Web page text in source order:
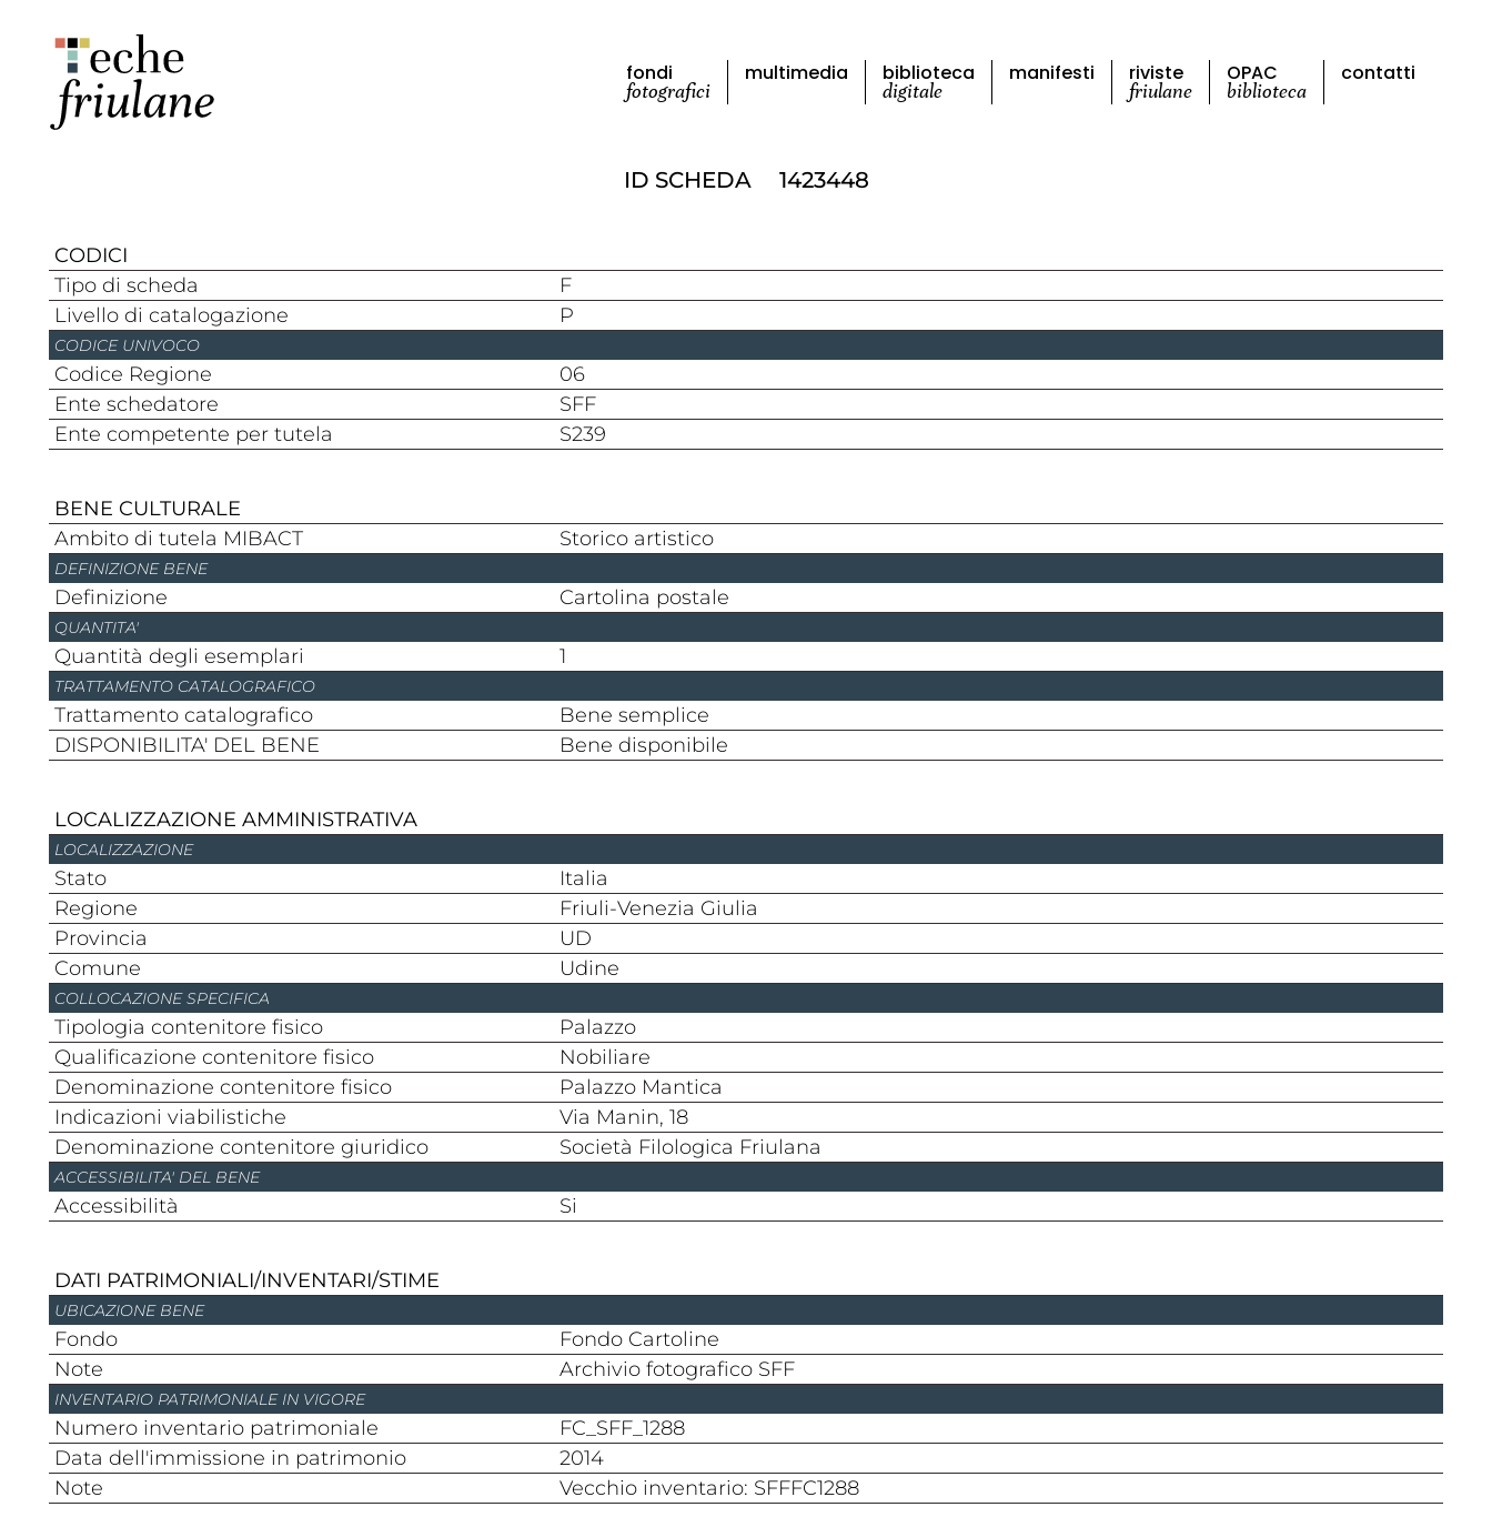
fondi
fotografici
multimedia biblioteca
digitale
manifesti riviste
friulane
OPAC
biblioteca
contatti
CODICI
ID SCHEDA 1423448
Tipo di scheda
F
Livello di catalogazione
P
CODICE UNIVOCO
Codice Regione
06
Ente schedatore
SFF
Ente competente per tutela
S239
BENE CULTURALE
Ambito di tutela MIBACT
storico artistico
DEFINIZIONE BENE
Definizione cartolina postale
QUANTITA'
Quantità degli esemplari 1
TRATTAMENTO CATALOGRAFICO
Trattamento catalografico
bene semplice
DISPONIBILITA' DEL BENE
bene disponibile
LOCALIZZAZIONE AMMINISTRATIVA
LOCALIZZAZIONE
stato
Italia
regione
Friuli-Venezia Giulia
provincia
UD
comune
Udine
COLLOCAZIONE SPECIFICA
Tipologia contenitore fisico
Palazzo
Qualificazione contenitore fisico
nobiliare
Denominazione contenitore fisico
Palazzo Mantica
Indicazioni viabilistiche
Via Manin, 18
Denominazione contenitore giuridico
Società Filologica Friulana
ACCESSIBILITA' DEL BENE
Accessibilità si
DATI PATRIMONIALI/INVENTARI/STIME
UBICAZIONE BENE
Fondo
Fondo Cartoline
Note
Archivio fotografico SFF
INVENTARIO PATRIMONIALE IN VIGORE
Numero inventario patrimoniale
FC_SFF_1288
Data dell'immissione in patrimonio
2014
Note
Vecchio inventario: SFFFC1288